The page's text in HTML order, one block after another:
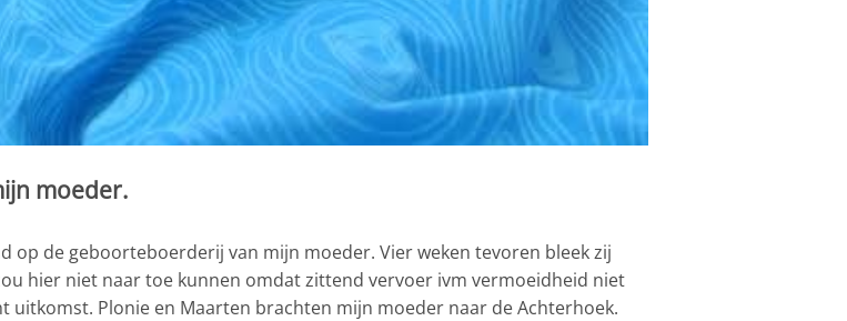
moeder.
op de geboorteboerderij van mijn moeder. Vier weken tevoren bleek zij
hier niet naar toe kunnen omdat zittend vervoer ivm vermoeidheid niet
uitkomst. Plonie en Maarten brachten mijn moeder naar de Achterhoek.